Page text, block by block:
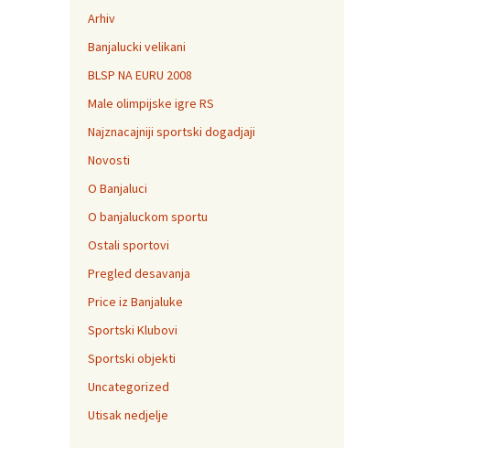
Arhiv
Banjalucki velikani
BLSP NA EURU 2008
Male olimpijske igre RS
Najznacajniji sportski dogadjaji
Novosti
O Banjaluci
O banjaluckom sportu
Ostali sportovi
Pregled desavanja
Price iz Banjaluke
Sportski Klubovi
Sportski objekti
Uncategorized
Utisak nedjelje